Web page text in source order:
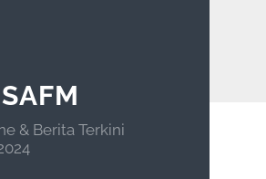
& Berita Terkini